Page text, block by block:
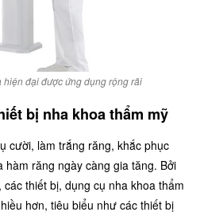
hiện đại được ứng dụng rộng rãi
bị nha khoa thẩm mỹ
cười, làm trắng răng, khắc phục
hàm răng ngày càng gia tăng. Bởi
thiết bị, dụng cụ nha khoa thẩm
hơn, tiêu biểu như các thiết bị